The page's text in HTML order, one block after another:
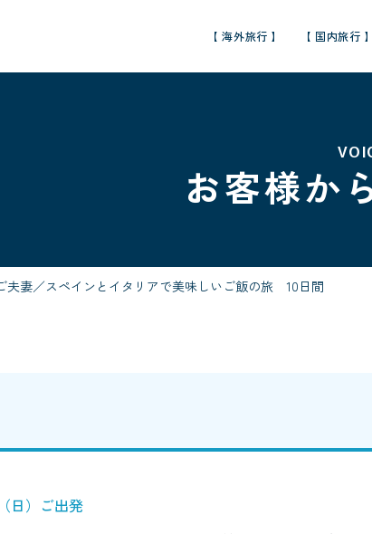
【 海外旅行 】 【 国内旅行 】
お客様か
夫妻／スペインとイタリアで美味しいご飯の旅 10日間
日）ご出発